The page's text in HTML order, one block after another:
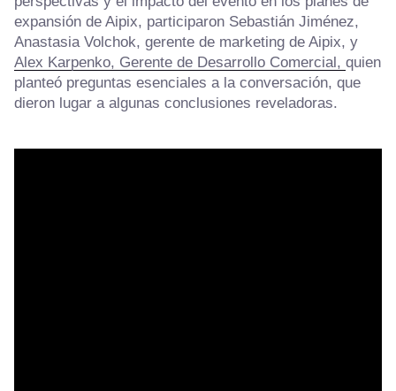
expansión de Aipix, participaron Sebastián Jiménez,
Anastasia Volchok, gerente de marketing de Aipix, y
Alex Karpenko, Gerente de Desarrollo Comercial, quien
planteó preguntas esenciales a la conversación, que
dieron lugar a algunas conclusiones reveladoras.